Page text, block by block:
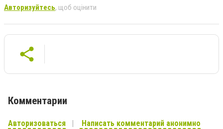
Авторизуйтесь, щоб оцінити
Комментарии
Авторизоваться Написать комментарий анонимно